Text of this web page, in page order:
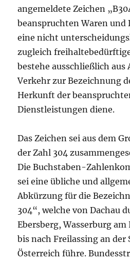
angemeldete Zeichen
beanspruchten Waren
eine nicht
zugleich
bestehe ausschließlich aus
Verkehr zur Bezeichnung
Herkunft der
Dienstleistungen diene.
Das Zeichen sei aus dem
der Zahl 304
Die Buchstaben-
sei eine übliche und
Abkürzung für die
304“, welche von Dachau
Ebersberg, Wasserburg
bis nach Freilassing an der
Österreich führe.